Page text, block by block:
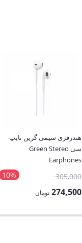
هندزفری سیمی گرین تایپ
سی Green Stereo
Earphones
10% 305,000قیمت
اصلی:
بود.
274,500 تومان